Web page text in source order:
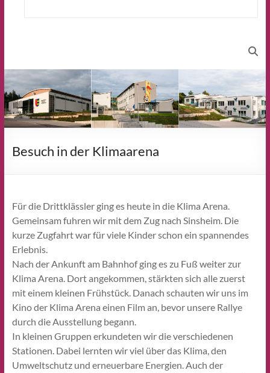
Besuch in der Klimaarena
Für die Drittklässler ging es heute in die Klima Arena.
Gemeinsam fuhren wir mit dem Zug nach Sinsheim. Die
kurze Zugfahrt war für viele Kinder schon ein spannendes
Erlebnis.
Nach der Ankunft am Bahnhof ging es zu Fuß weiter zur
Klima Arena. Dort angekommen, stärkten sich alle zuerst
mit einem kleinen Frühstück. Danach schauten wir uns im
Kino der Klima Arena einen Film an, bevor unsere Rallye
durch die Ausstellung begann.
In kleinen Gruppen erkundeten wir die verschiedenen
Stationen. Dabei lernten wir viel über das Klima, den
Umweltschutz und erneuerbare Energien. Auch der